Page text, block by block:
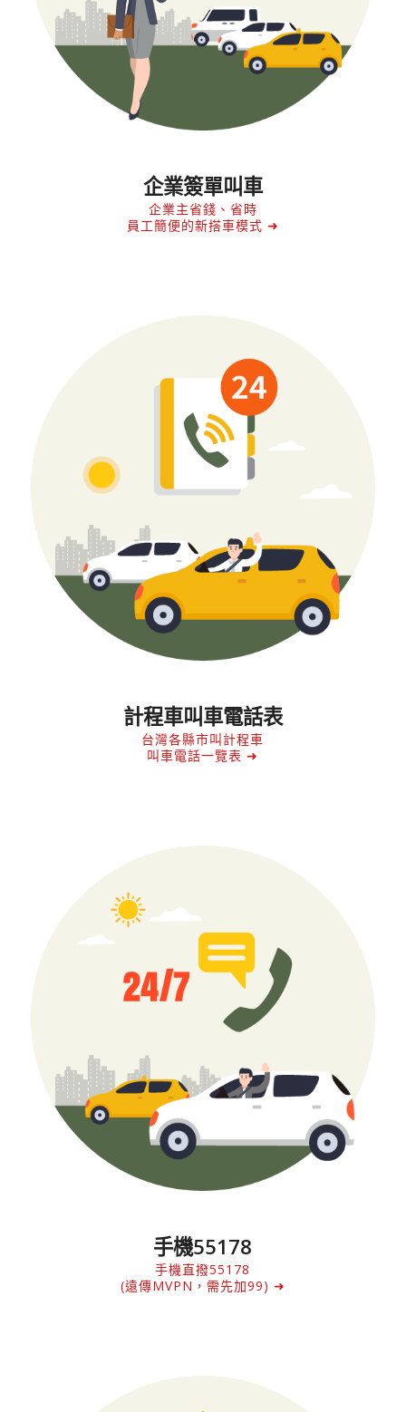
企業簽單叫車
企業主省錢、省時
員工簡便的新搭車模式 ➜
計程車叫車電話表
台灣各縣市叫計程車
叫車電話一覽表 ➜
手機55178
手機直撥55178
(遠傳MVPN，需先加99) ➜